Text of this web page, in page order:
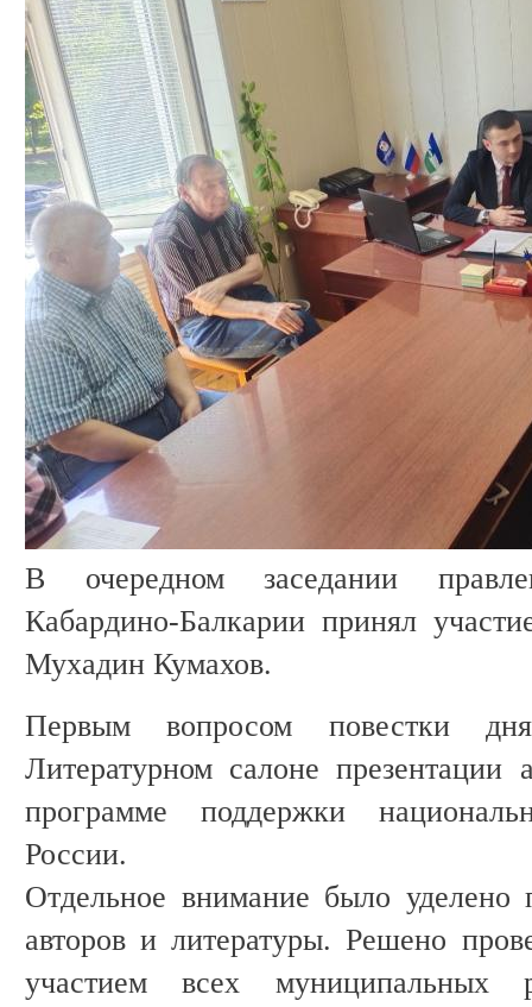
В очередном заседании
Кабардино-Балкарии принял
Мухадин Кумахов.
Первым вопросом повестки
Литературном салоне
программе поддержки
России.
Отдельное внимание было уделено
авторов и литературы. Решено
участием всех муниципальных